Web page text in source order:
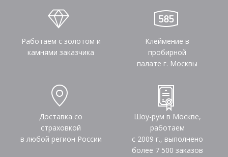
Работаем с золотом и
камнями заказчика
Клеймение в
пробирной
палате г. Москвы
Доставка со
страховкой
в любой регион России
Шоу-рум в Москве,
работаем
с 2009 г., выполнено
более 7 500 заказов